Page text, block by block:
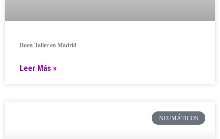
Buen Taller en Madrid
Leer Más »
NEUMÁTICOS